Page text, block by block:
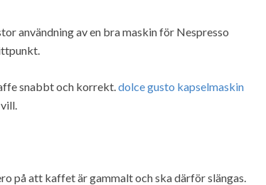
användning av en bra maskin för Nespresso
snabbt och korrekt.dolce gusto kapselmaskin
på att kaffet är gammalt och ska därför slängas.